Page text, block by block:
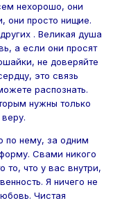
нехорошо, они
они просто нищие.
. Великая душа
а если они просят
не доверяйте
это связь
распознать.
нужны только
по нему, за одним
Свами никого
то, что у вас внутри,
Я ничего не
Чистая